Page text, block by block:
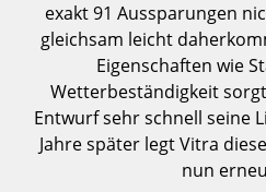
Servierwagen
Einzelteile
... alle Tische
exakt 91 Aussparungen
gleichsam leicht
Eigenschaften wie
Wetterbeständigkeit
Entwurf sehr schnell seine
Jahre später legt Vitra
nun